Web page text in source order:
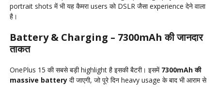
portrait shots में भी यह कैमरा users को DSLR जैसा experience देने वाला
है।
Battery & Charging – 7300mAh की जानदार
ताकत
OnePlus 15 की सबसे बड़ी highlight है इसकी बैटरी। इसमें 7300mAh की
massive battery दी जाएगी, जो पूरे दिन heavy usage के बाद भी आराम से